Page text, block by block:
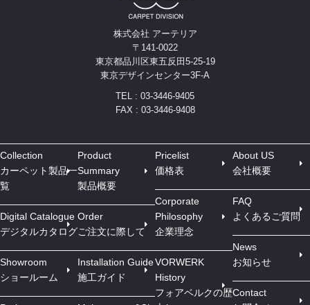
株式会社 アーテリア
〒141-0022
東京都品川区東五反田5-25-19
東京デザインセンター3F-A
TEL : 03-3446-9405
FAX : 03-3446-9408
Collection
カーペット製品一
覧
Digital Catalogue
デジタルカタログ
Showroom
ショールーム
Product
Summary
製品概要
Order
ご注文に際して
Installation Guide
施工ガイド
Pricelist
価格表
Corporate
Philosophy
企業理念
VORWERK
History
フォアベルクの歴
About US
会社概要
FAQ
よくあるご質問
News
お知らせ
Contact